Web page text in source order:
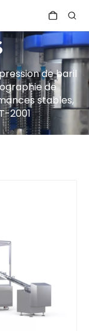
de baril
de
stables,
2001